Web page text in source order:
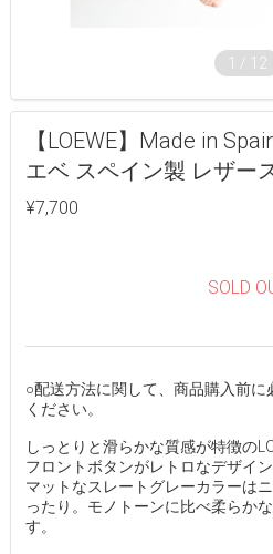
1 / 12
【LOEWE】Made in
エベ スペイン製 レザー
¥7,700
SOLD
○配送方法に関して、商品購入前
ください。
しっとりと滑らかな質感が特徴の
フロントボタンがレトロなデザイン
マットなスレートグレーカラーは
ったり。モノトーンに比べ柔らか
す。